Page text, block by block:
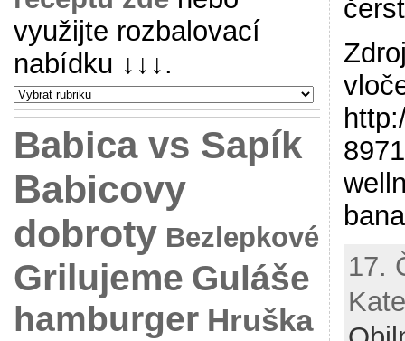
využijte rozbalovací
nabídku ↓↓↓.
Babica vs Sapík
Babicovy
dobroty Bezlepkové
Grilujeme Guláše
hamburger Hruška
17.